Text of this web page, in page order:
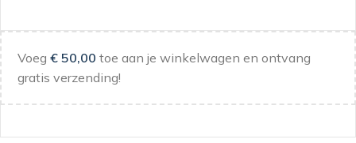
Voeg € 50,00 toe aan je winkelwagen en ontvang
gratis verzending!